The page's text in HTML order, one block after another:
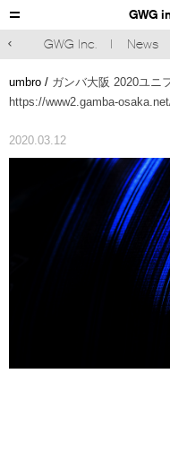
GWG
GWG Inc.
News
umbro / ガンバ大阪 2020ユニ
https://www2.gamba-
2020.03.12
